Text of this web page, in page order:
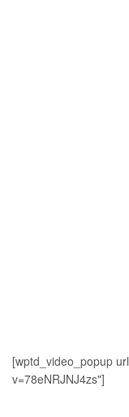
[wptd_video_popup
v=78eNRJNJ4zs"]